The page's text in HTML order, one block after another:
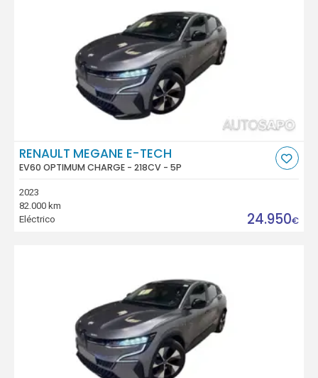
RENAULT MEGANE E-TECH
EV60 OPTIMUM CHARGE - 218CV - 5P
2023
82.000 km
Eléctrico
24.950€